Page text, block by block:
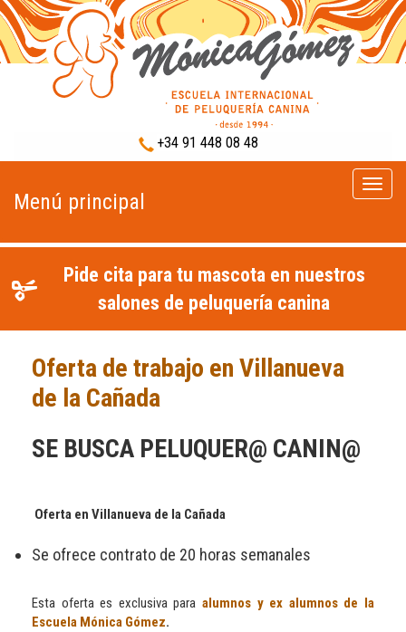
+34 91 448 08 48
Menú
Menú principal
Pide cita para tu mascota en nuestros
salones de peluquería canina
Oferta de trabajo en Villanueva
de la Cañada
SE BUSCA PELUQUER@ CANIN@
Oferta en Villanueva de la Cañada
Se ofrece contrato de 20 horas semanales
Esta oferta es exclusiva para alumnos y ex alumnos de la
Escuela Mónica Gómez.